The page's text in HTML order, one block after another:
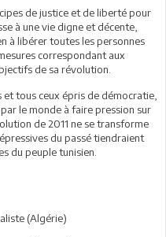
de justice et de liberté pour
à une vie digne et décente,
à libérer toutes les personnes
correspondant aux
de sa révolution.
tous ceux épris de démocratie,
le monde à faire pression sur
de 2011 ne se transforme
du passé tiendraient
du peuple tunisien.
(Algérie)